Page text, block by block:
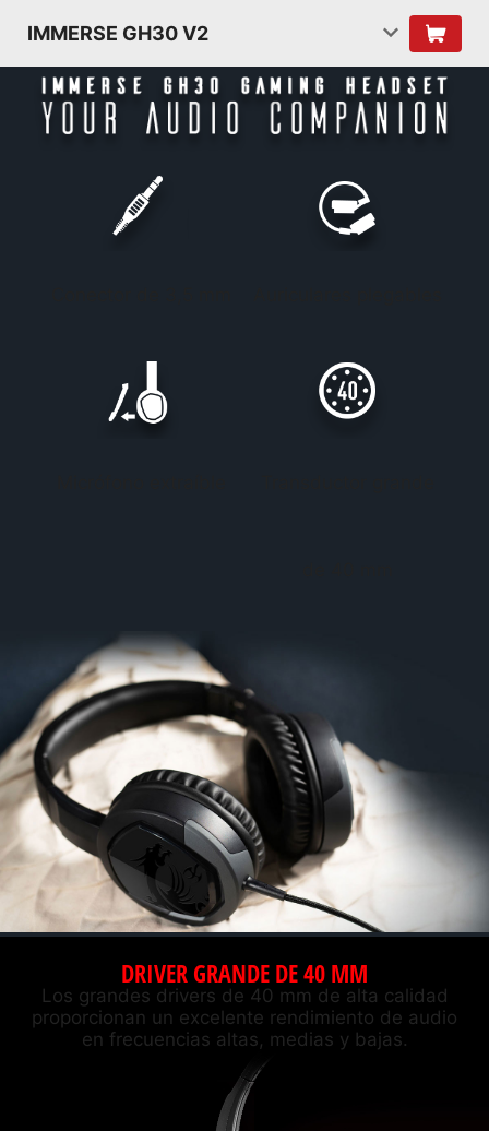
IMMERSE GH30 V2
DRIVER GRANDE DE 40 MM
Los grandes drivers de 40 mm de alta calidad
proporcionan un excelente rendimiento de audio
en frecuencias altas, medias y bajas.